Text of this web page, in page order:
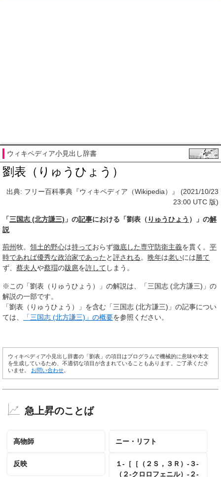
ウィキペディア小見出し辞書
劉表（りゅうひょう）
出典: フリー百科事典『ウィキペディア（Wikipedia）』 (2021/10/23
23:00 UTC 版)
「三国志 (北方謙三) 」の記事における「劉表（ りゅうひょう ）」の解
説
荊州牧。 領土的野心は持っておらず徹底した専守防衛主義を貫く。 平
時であれば優秀な政治家であった と評される。 晩年は老いには勝て
ず、 蔡夫人や蔡瑁の跋扈を許して しまう。
※この「劉表（りゅうひょう）」の解説は、「三国志 (北方謙三)」の
解説の一部です。
「劉表（りゅうひょう）」を含む「三国志 (北方謙三)」の記事につい
ては、
「三国志 (北方謙三)」の概要を参照ください。
ウィキペディア小見出し辞書の「劉表」の項目はプログラムで機械的に意味や本文
を生成しているため、不適切な項目が含まれていることもあります。ご了承くださ
いませ。 お問い合わせ
急上昇のことば
高物師 ニー・リフト
反映
１‐［［（２Ｓ，３Ｒ）‐３‐
（２‐クロロフェニル）‐２‐